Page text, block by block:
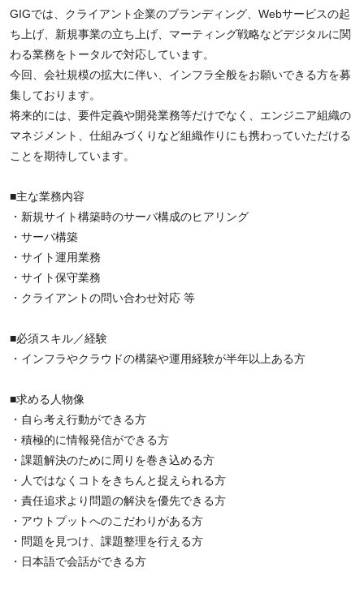
GIGでは、クライアント企業のブランディング、Webサービスの起
ち上げ、新規事業の立ち上げ、マーティング戦略などデジタルに関
わる業務をトータルで対応しています。
今回、会社規模の拡大に伴い、インフラ全般をお願いできる方を募
集しております。
将来的には、要件定義や開発業務等だけでなく、エンジニア組織の
マネジメント、仕組みづくりなど組織作りにも携わっていただける
ことを期待しています。
■主な業務内容
・新規サイト構築時のサーバ構成のヒアリング
・サーバ構築
・サイト運用業務
・サイト保守業務
・クライアントの問い合わせ対応 等
■必須スキル／経験
・インフラやクラウドの構築や運用経験が半年以上ある方
■求める人物像
・自ら考え行動ができる方
・積極的に情報発信ができる方
・課題解決のために周りを巻き込める方
・人ではなくコトをきちんと捉えられる方
・責任追求より問題の解決を優先できる方
・アウトプットへのこだわりがある方
・問題を見つけ、課題整理を行える方
・日本語で会話ができる方